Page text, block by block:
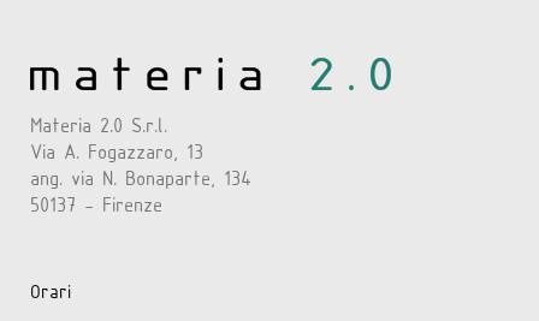
Materia 2.0 S.r.l.
Via A. Fogazzaro, 13
ang. via N. Bonaparte, 134
50137 - Firenze
Orari